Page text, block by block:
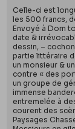
Celle-ci est
les 500 francs,
Envoyé à Dom
date &
dessin, –
partie littéraire
un monsieur &
contre « des
un groupe de
immense
entremelée à
courent des
Paysages